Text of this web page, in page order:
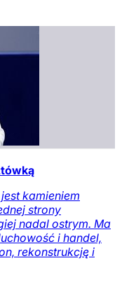
kamieniem
strony
nadal ostrym. Ma
i handel,
rekonstrukcję i